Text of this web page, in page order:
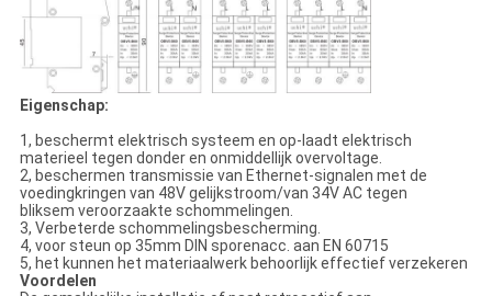
Eigenschap:
1, beschermt elektrisch systeem en op-laadt elektrisch
materieel tegen donder en onmiddellijk overvoltage.
2, beschermen transmissie van Ethernet-signalen met de
voedingkringen van 48V gelijkstroom/van 34V AC tegen
bliksem veroorzaakte schommelingen.
3, Verbeterde schommelingsbescherming.
4, voor steun op 35mm DIN sporenacc. aan EN 60715
5, het kunnen het materiaalwerk behoorlijk effectief verzekeren
Voordelen